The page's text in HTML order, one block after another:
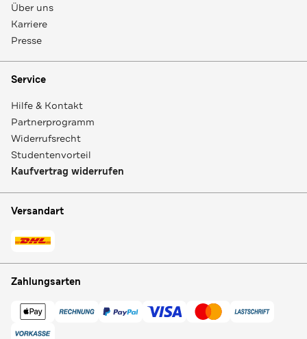
Über uns
Karriere
Presse
Service
Hilfe & Kontakt
Partnerprogramm
Widerrufsrecht
Studentenvorteil
Kaufvertrag widerrufen
Versandart
Zahlungsarten